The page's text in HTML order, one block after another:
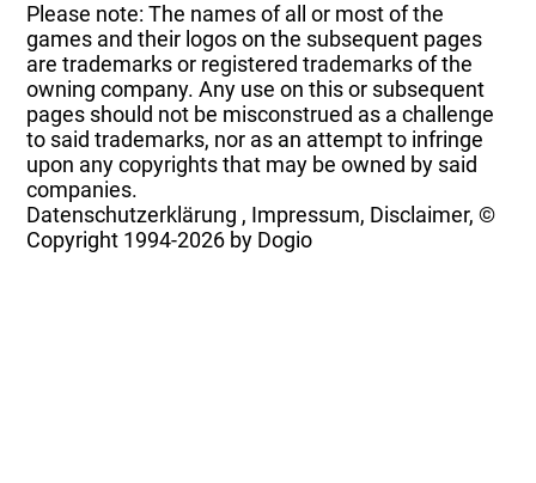
Please note: The names of all or most of the
games and their logos on the subsequent pages
are trademarks or registered trademarks of the
owning company. Any use on this or subsequent
pages should not be misconstrued as a challenge
to said trademarks, nor as an attempt to infringe
upon any copyrights that may be owned by said
companies.
Datenschutzerklärung , Impressum, Disclaimer, ©
Copyright 1994-2026 by Dogio